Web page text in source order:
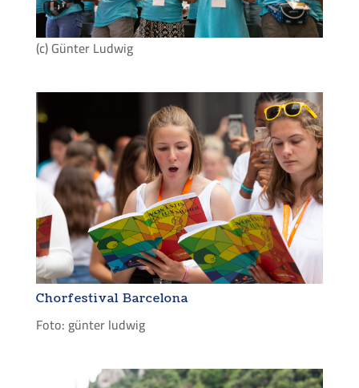
(c) Günter Ludwig
Chorfestival Barcelona
Foto: günter ludwig